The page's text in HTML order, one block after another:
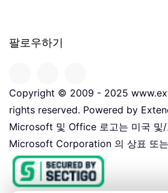
팔로우하기
Copyright © 2009 - 2025
rights reserved. Powered by
Microsoft 및 Office 로고는 미국 및/
Microsoft Corporation 의 상표 또는